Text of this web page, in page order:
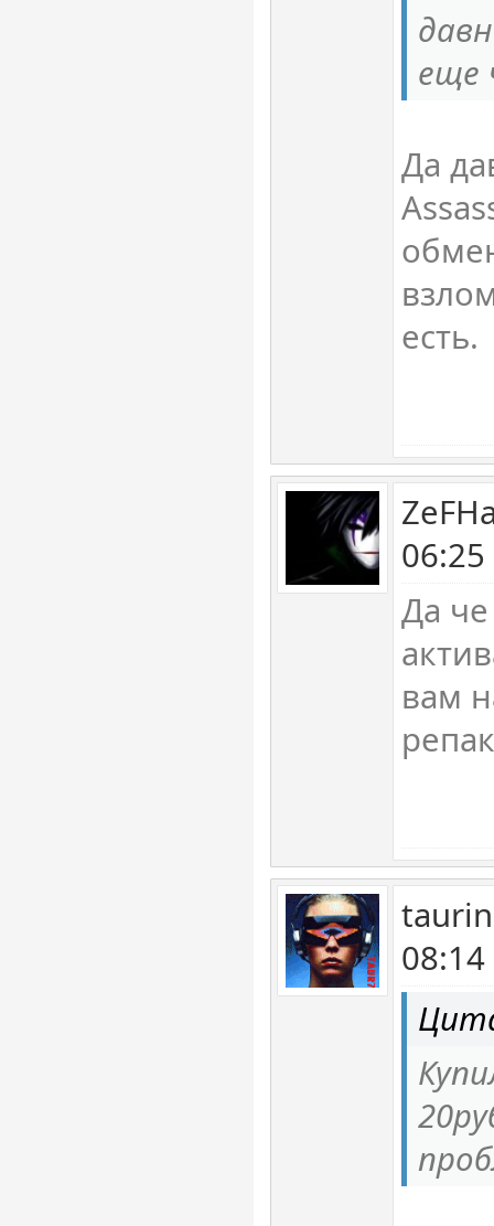
еще
Да
есть.
Да
вам